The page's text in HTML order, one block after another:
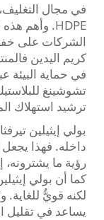
الشركات على
كريم اليدين
في حماية البيئة
ترشيد استهلاك
داخله. فهذا
رؤية ما
لكنه قويٌّ للغاية.
يساعد في تقليل